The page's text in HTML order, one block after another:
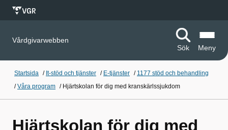
Vårdgivarwebben
Sök
Meny
Startsida / It-stöd och tjänster / E-tjänster / 1177 stöd och behandling
/Våra program / Hjärtskolan för dig med kranskärlssjukdom
Hjärtskolan för dig med